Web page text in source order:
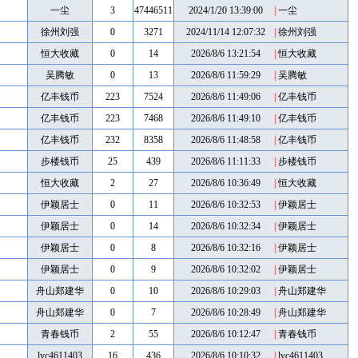
一尘 3 47446511 2024/1/20 13:39:00
一尘
徐州刘强
0 3271 2024/11/14 12:07:32
徐州刘强
恒大收藏
0 14 2026/8/6 13:21:54
恒大收藏
吴腾敏
0 13 2026/8/6 11:59:29
吴腾敏
亿丰钱币
223 7524 2026/8/6 11:49:06
亿丰钱币
亿丰钱币
223 7468 2026/8/6 11:49:10
亿丰钱币
亿丰钱币
232 8358 2026/8/6 11:48:58
亿丰钱币
步楼钱币
25 439 2026/8/6 11:11:33
步楼钱币
恒大收藏
2 27 2026/8/6 10:36:49
恒大收藏
伊颖居士
0 11 2026/8/6 10:32:53
伊颖居士
伊颖居士
0 14 2026/8/6 10:32:34
伊颖居士
伊颖居士
0 8 2026/8/6 10:32:16
伊颖居士
伊颖居士
0 9 2026/8/6 10:32:02
伊颖居士
舟山郑建华
0 10 2026/8/6 10:29:03
舟山郑建华
舟山郑建华
0 7 2026/8/6 10:28:49
舟山郑建华
青春钱币
2 55 2026/8/6 10:12:47
青春钱币
lyc4611403
16 436 2026/8/6 10:10:32 lyc4611403